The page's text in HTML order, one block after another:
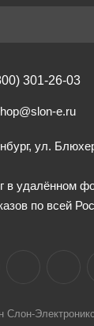
301-26-03
e.ru
ул.
в удалённом
по всей
Слон-